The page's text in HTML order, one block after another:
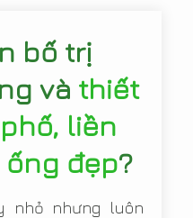
bố trị
và thiết
liền
ống đẹp?
nhỏ nhưng luôn